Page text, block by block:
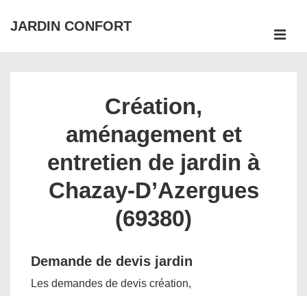
passer
JARDIN CONFORT
Création,
aménagement et
entretien de jardin à
Chazay-D’Azergues
(69380)
Demande de devis jardin
Les demandes de devis création,